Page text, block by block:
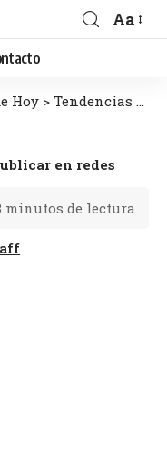
Aa
Hoy > Tendencias del Turismo para publicar en redes
en redes
minutos de lectura